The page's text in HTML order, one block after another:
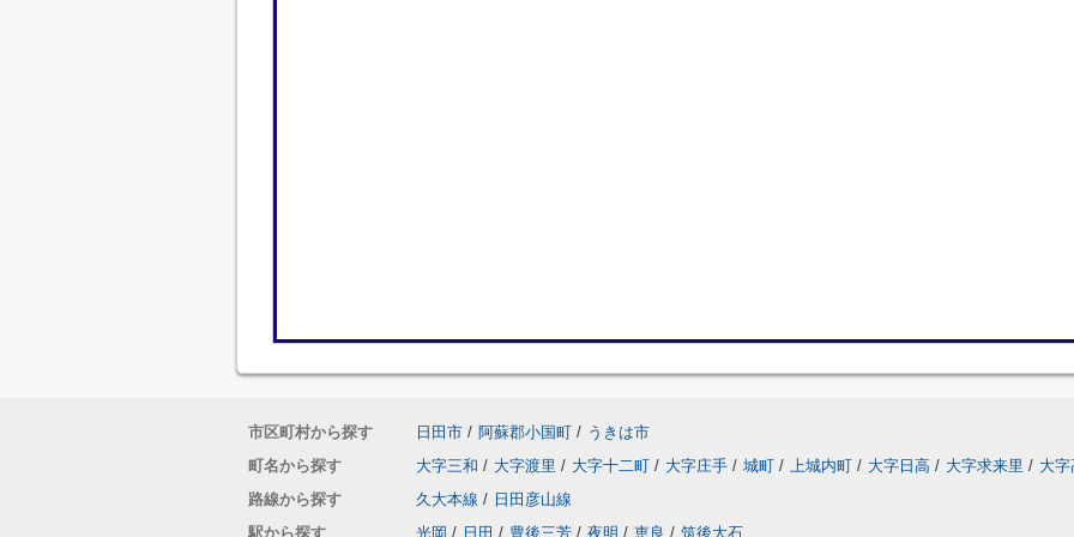
市区町村から探す 日田市 / 阿蘇郡小国町 / うきは市
町名から探す
大字三和 / 大字渡里 / 大字十二町 / 大字庄手 / 城町 / 上城内町 / 大字日高 / 大字求来里 / 大
路線から探す
久大本線 / 日田彦山線
駅から探す
光岡 / 日田 / 豊後三芳 / 夜明 / 恵良 / 筑後大石